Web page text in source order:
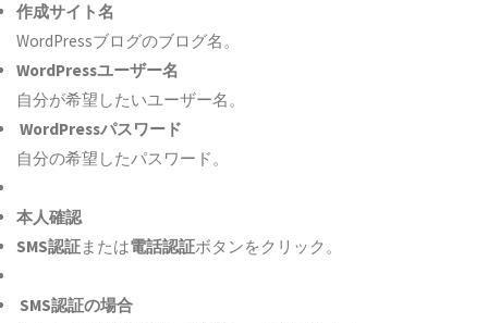
作成サイト名
WordPressブログのブログ名。
WordPressユーザー名
自分が希望したいユーザー名。
WordPressパスワード
自分の希望したパスワード。
本人確認
SMS認証または電話認証ボタンをクリック。
SMS認証の場合